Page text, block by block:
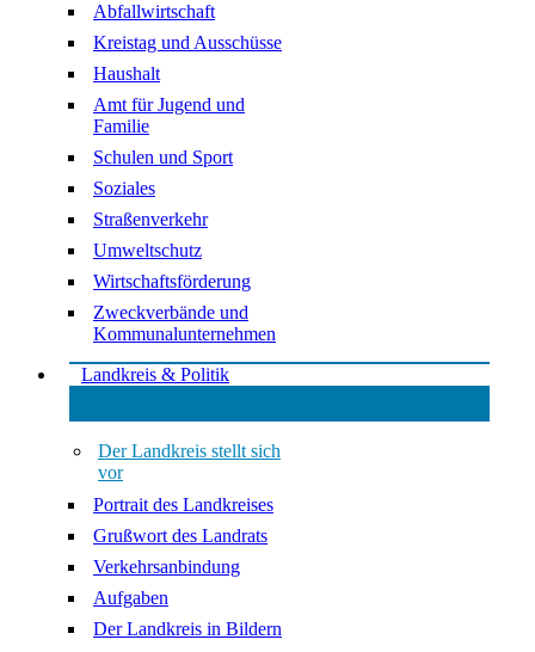
Abfallwirtschaft
Kreistag und Ausschüsse
Haushalt
Amt für Jugend und
Familie
Schulen und Sport
Soziales
Straßenverkehr
Umweltschutz
Wirtschaftsförderung
Zweckverbände und
Kommunalunternehmen
Landkreis & Politik
Der Landkreis stellt sich
vor
Portrait des Landkreises
Grußwort des Landrats
Verkehrsanbindung
Aufgaben
Der Landkreis in Bildern